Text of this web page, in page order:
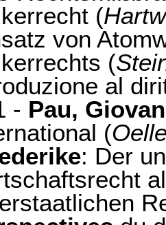
(
von
(
al
- Pau,
(
: Der